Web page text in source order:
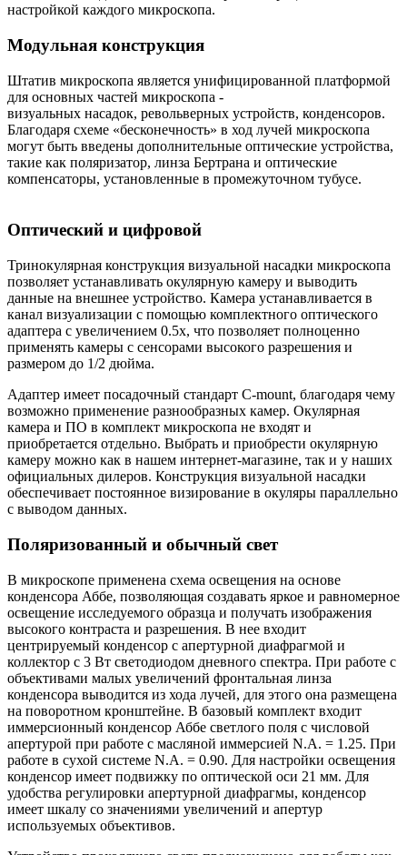
настройкой каждого микроскопа.
Модульная конструкция
Штатив микроскопа является унифицированной платформой
для основных частей микроскопа -
визуальных насадок, револьверных устройств, конденсоров.
Благодаря схеме «бесконечность» в ход лучей микроскопа
могут быть введены дополнительные оптические устройства,
такие как поляризатор, линза Бертрана и оптические
компенсаторы, установленные в промежуточном тубусе.
Оптический и цифровой
Тринокулярная конструкция визуальной насадки микроскопа
позволяет устанавливать окулярную камеру и выводить
данные на внешнее устройство. Камера устанавливается в
канал визуализации с помощью комплектного оптического
адаптера с увеличением 0.5х, что позволяет полноценно
применять камеры с сенсорами высокого разрешения и
размером до 1/2 дюйма.
Адаптер имеет посадочный стандарт C-mount, благодаря чему
возможно применение разнообразных камер. Окулярная
камера и ПО в комплект микроскопа не входят и
приобретается отдельно. Выбрать и приобрести окулярную
камеру можно как в нашем интернет-магазине, так и у наших
официальных дилеров. Конструкция визуальной насадки
обеспечивает постоянное визирование в окуляры параллельно
с выводом данных.
Поляризованный и обычный свет
В микроскопе применена схема освещения на основе
конденсора Аббе, позволяющая создавать яркое и равномерное
освещение исследуемого образца и получать изображения
высокого контраста и разрешения. В нее входит
центрируемый конденсор с апертурной диафрагмой и
коллектор с 3 Вт светодиодом дневного спектра. При работе с
объективами малых увеличений фронтальная линза
конденсора выводится из хода лучей, для этого она размещена
на поворотном кронштейне. В базовый комплект входит
иммерсионный конденсор Аббе светлого поля с числовой
апертурой при работе с масляной иммерсией N.A. = 1.25. При
работе в сухой системе N.A. = 0.90. Для настройки освещения
конденсор имеет подвижку по оптической оси 21 мм. Для
удобства регулировки апертурной диафрагмы, конденсор
имеет шкалу со значениями увеличений и апертур
используемых объективов.